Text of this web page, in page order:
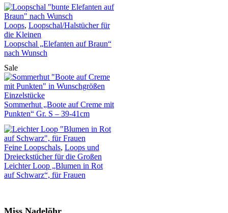
Loops, Loopschal/Halstücher für
die Kleinen
Loopschal „Elefanten auf Braun“
nach Wunsch
Sale
Einzelstücke
Sommerhut „Boote auf Creme mit
Punkten“ Gr. S – 39-41cm
Feine Loopschals, Loops und
Dreieckstücher für die Großen
Leichter Loop „Blumen in Rot
auf Schwarz“, für Frauen
Miss Nadelöhr